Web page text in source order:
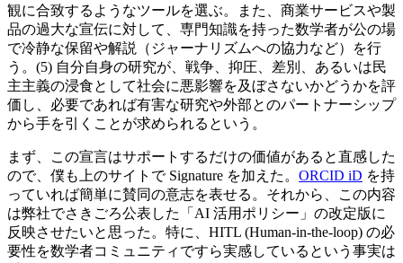
観に合致するようなツールを選ぶ。また、商業サービスや製
品の過大な宣伝に対して、専門知識を持った数学者が公の場
で冷静な保留や解説（ジャーナリズムへの協力など）を行
う。(5) 自分自身の研究が、戦争、抑圧、差別、あるいは民
主主義の浸食として社会に悪影響を及ぼさないかどうかを評
価し、必要であれば有害な研究や外部とのパートナーシップ
から手を引くことが求められるという。
まず、この宣言はサポートするだけの価値があると直感した
ので、僕も上のサイトで Signature を加えた。 ORCID iD を持
っていれば簡単に賛同の意志を表せる。それから、この内容
は弊社でさきごろ公表した「AI 活用ポリシー」の改定版に
反映させたいと思った。特に、HITL (Human-in-the-loop) の必
要性を数学者コミュニティですら実感しているという事実は